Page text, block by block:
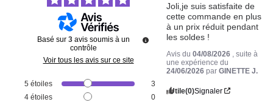
Basé sur 3 avis soumis à un
contrôle
Voir tous les avis sur ce site
5 étoiles
3
4 étoiles
0
Joli,je suis satisfaite de
cette commande en plus
à un prix réduit pendant
les soldes !
Avis du04/08/2026
, suite à
une expérience du
24/06/2026 parGINETTE J.
Utile(0)Signaler